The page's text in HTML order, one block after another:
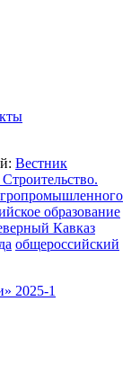
Вестник
образование
Кавказ
общероссийский